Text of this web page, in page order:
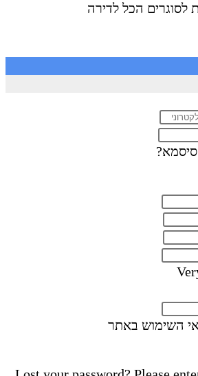
לסוגרים הכל לדירה
השימוש באתר